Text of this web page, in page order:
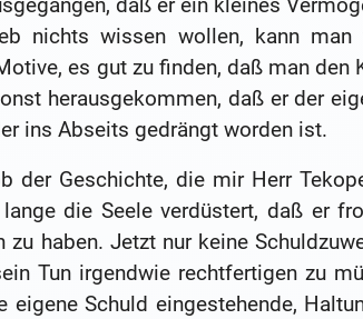
nichts wissen wollen, kann man
es gut zu finden, daß man den
herausgekommen, daß er der
ins Abseits gedrängt worden ist.
der Geschichte, die mir Herr
die Seele verdüstert, daß er
haben. Jetzt nur keine
Tun irgendwie rechtfertigen zu
eigene Schuld eingestehende,